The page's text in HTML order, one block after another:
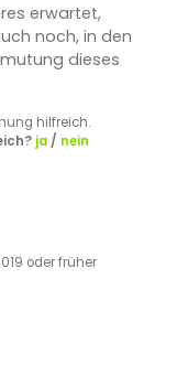
erwartet,
noch, in den
dieses
hilfreich.
ja/ nein
oder früher